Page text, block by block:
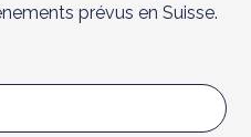
prévus en Suisse.